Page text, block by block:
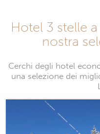
Hotel 3 stelle
nostra
Cerchi degli hotel
una selezione dei